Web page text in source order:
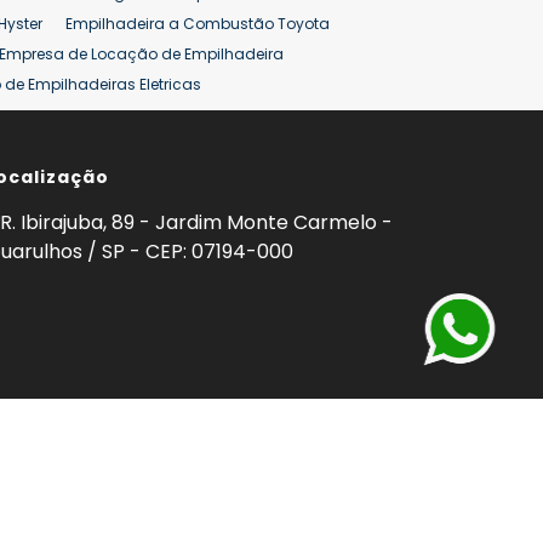
Empilhadeira a Combustão Toyota
Empresa de Locação de Empilhadeira
Empilhadeiras Eletricas
de Empilhadeiras
Empilhadeira Hyster
ton Venda Empilhadeiras 25 ton
R. Ibirajuba, 89 - Jardim Monte Carmelo -
/ SP - CEP: 07194-000